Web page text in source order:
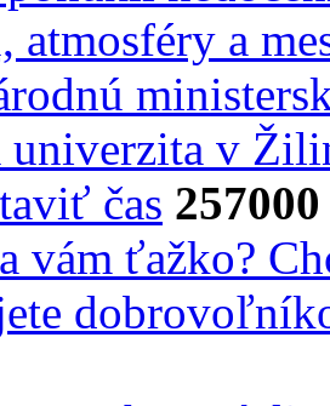
atmosféry a
univerzita v
čas 257000
vám ťažko?